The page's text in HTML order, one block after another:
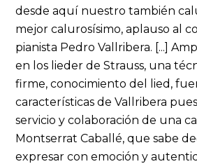
desde aquí nuestro también
mejor calurosísimo, aplauso al
pianista Pedro Vallribera. [...]
en los lieder de Strauss, una
firme, conocimiento del lied,
características de Vallribera
servicio y colaboración de una
Montserrat Caballé, que sabe
expresar con emoción y